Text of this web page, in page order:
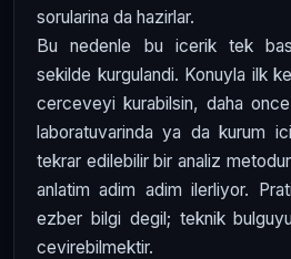
sorularina da hazirlar.
Bu nedenle bu icerik tek
sekilde kurgulandi. Konuyla ilk
cerceveyi kurabilsin, daha
laboratuvarinda ya da kurum
tekrar edilebilir bir analiz
anlatim adim adim ilerliyor.
ezber bilgi degil; teknik
cevirebilmektir.